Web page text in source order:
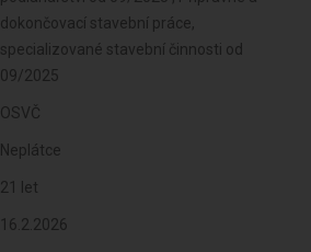
dokončovací stavební práce,
specializované stavební činnosti od
09/2025
OSVČ
Neplátce
21 let
16.2.2026